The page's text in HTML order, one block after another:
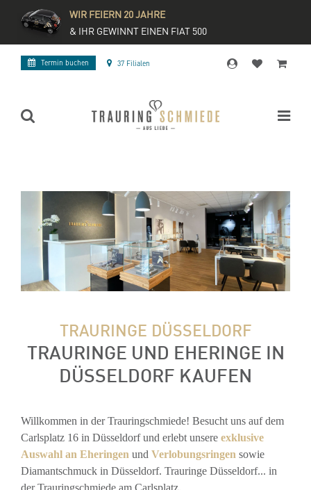
WIR FEIERN 20 JAHRE
& IHR GEWINNT EINEN FIAT 500
Termin buchen 37 Filialen
TRAURINGE DÜSSELDORF
TRAURINGE UND EHERINGE IN
DÜSSELDORF KAUFEN
Willkommen in der Trauringschmiede! Besucht uns auf dem
Carlsplatz 16 in Düsseldorf und erlebt unsere exklusive
Auswahl an Eheringen und Verlobungsringen sowie
Diamantschmuck in Düsseldorf. Trauringe Düsseldorf... in
der Trauringschmiede am Carlsplatz.